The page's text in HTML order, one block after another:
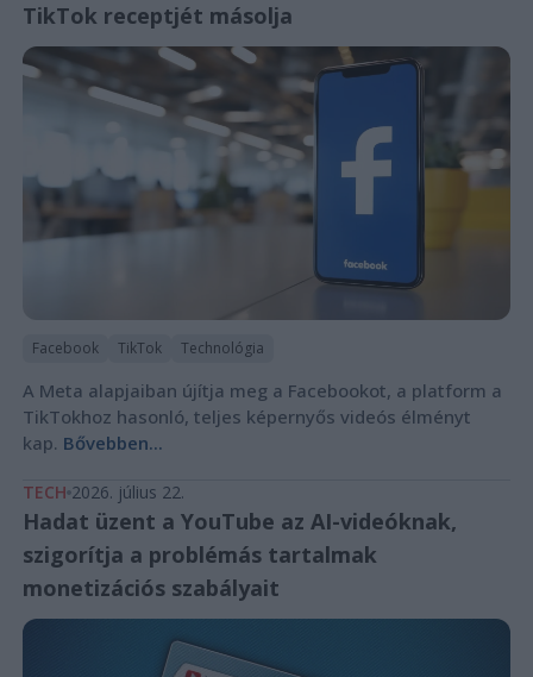
TikTok receptjét másolja
Facebook TikTok Technológia
A Meta alapjaiban újítja meg a Facebookot, a platform a
TikTokhoz hasonló, teljes képernyős videós élményt
kap. Bővebben...
TECH 2026. július 22.
Hadat üzent a YouTube az AI-videóknak,
szigorítja a problémás tartalmak
monetizációs szabályait